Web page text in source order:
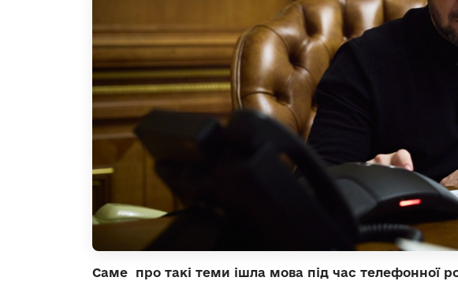
Саме про такі теми ішла мова під час телефонної